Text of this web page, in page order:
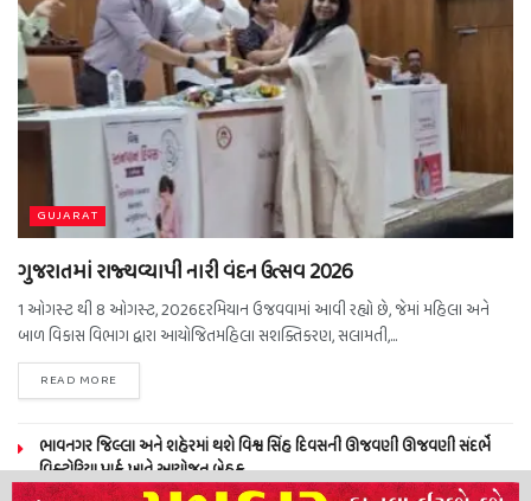
GUJARAT
ગુજરાતમાં રાજ્યવ્યાપી નારી વંદન ઉત્સવ 2026
1 ઓગસ્ટ થી 8 ઓગસ્ટ, 2026દરમિયાન ઉજવવામાં આવી રહ્યો છે, જેમાં મહિલા અને
બાળ વિકાસ વિભાગ દ્વારા આયોજિતમહિલા સશક્તિકરણ, સલામતી,...
READ MORE
ભાવનગર જિલ્લા અને શહેરમાં થશે વિશ્વ સિંહ દિવસની ઊજવણી ઊજવણી સંદર્ભે
વિક્ટોરિયા પાર્ક ખાતે આયોજન બેઠક…